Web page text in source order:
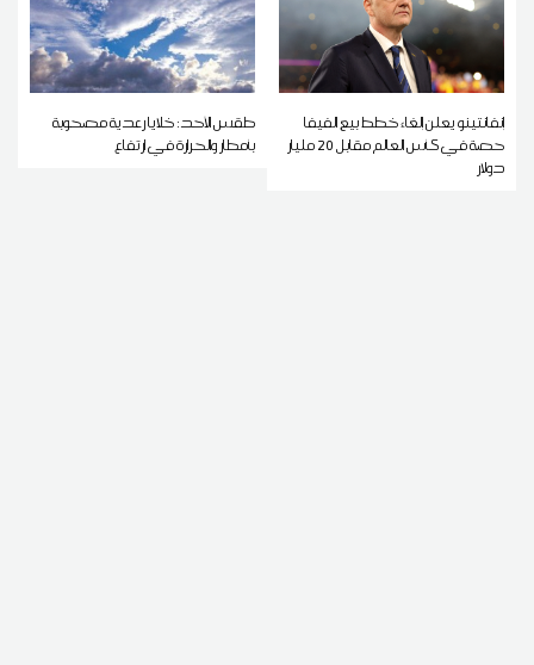
إنفانتينو يعلن إلغاء خطط بيع الفيفا
حصة في كأس العالم مقابل 20 مليار
دولار
طقس الأحد: خلايا رعدية مصحوبة
بأمطار والحرارة في ارتفاع